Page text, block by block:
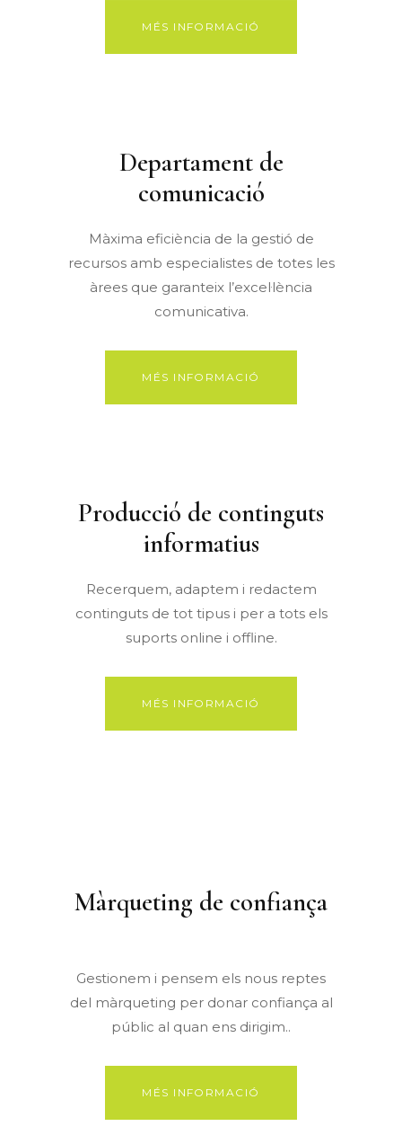
MÉS INFORMACIÓ
Departament de
comunicació
Màxima eficiència de la gestió de
recursos amb especialistes de totes les
àrees que garanteix l’excel·lència
comunicativa.
MÉS INFORMACIÓ
Producció de continguts
informatius
Recerquem, adaptem i redactem
continguts de tot tipus i per a tots els
suports online i offline.
MÉS INFORMACIÓ
Màrqueting de confiança
Gestionem i pensem els nous reptes
del màrqueting per donar confiança al
públic al quan ens dirigim..
MÉS INFORMACIÓ